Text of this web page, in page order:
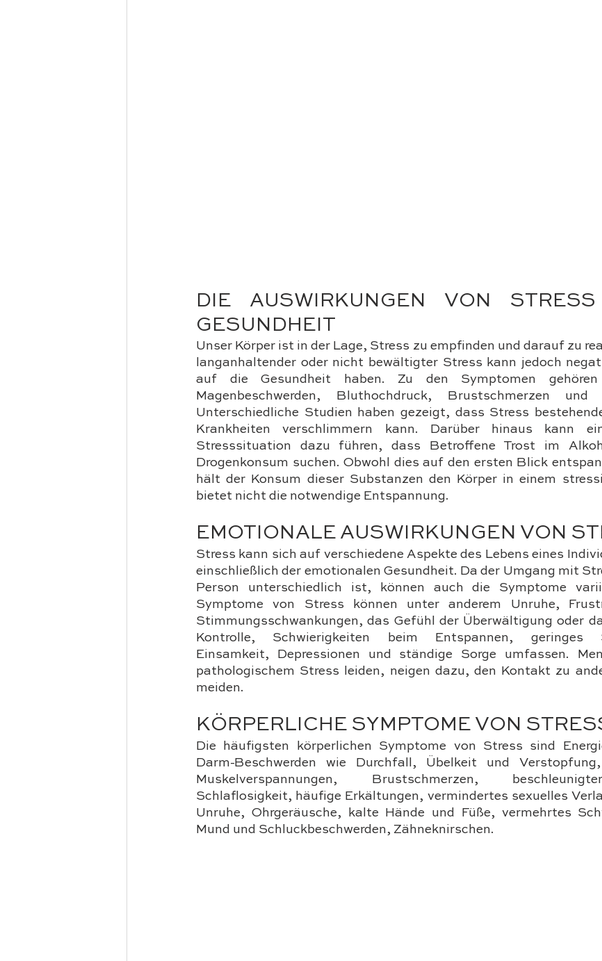
DIE AUSWIRKUNGEN VON
GESUNDHEIT
Unser Körper ist in der Lage, Stress zu empfinden und darauf zu
langanhaltender oder nicht bewältigter Stress kann jedoch
auf die Gesundheit haben. Zu den Symptomen gehören
Magenbeschwerden, Bluthochdruck, Brustschmerzen und
Unterschiedliche Studien haben gezeigt, dass Stress
Krankheiten verschlimmern kann. Darüber hinaus kann
Stresssituation dazu führen, dass Betroffene Trost im
Drogenkonsum suchen. Obwohl dies auf den ersten Blick
hält der Konsum dieser Substanzen den Körper in einem
bietet nicht die notwendige Entspannung.
EMOTIONALE AUSWIRKUNGEN VON
Stress kann sich auf verschiedene Aspekte des Lebens eines
einschließlich der emotionalen Gesundheit. Da der Umgang mit
Person unterschiedlich ist, können auch die Symptome
Symptome von Stress können unter anderem Unruhe,
Stimmungsschwankungen, das Gefühl der Überwältigung oder
Kontrolle, Schwierigkeiten beim Entspannen, geringes
Einsamkeit, Depressionen und ständige Sorge umfassen.
pathologischem Stress leiden, neigen dazu, den Kontakt zu
meiden.
KÖRPERLICHE SYMPTOME VON
Die häufigsten körperlichen Symptome von Stress sind
Darm-Beschwerden wie Durchfall, Übelkeit und
Muskelverspannungen, Brustschmerzen,
Schlaflosigkeit, häufige Erkältungen, vermindertes sexuelles
Unruhe, Ohrgeräusche, kalte Hände und Füße, vermehrtes
Mund und Schluckbeschwerden, Zähneknirschen.